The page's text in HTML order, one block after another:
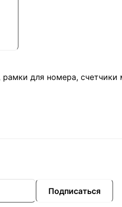
для номера, счетчики
Подписаться